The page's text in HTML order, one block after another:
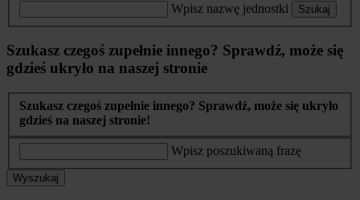
Wpisz nazwę jednostki Szukaj
Szukasz czegoś zupełnie innego? Sprawdź, może się
gdzieś ukryło na naszej stronie
Szukasz czegoś zupełnie innego? Sprawdź, może się ukryło
gdzieś na naszej stronie!
Wpisz poszukiwaną frazę
Wyszukaj